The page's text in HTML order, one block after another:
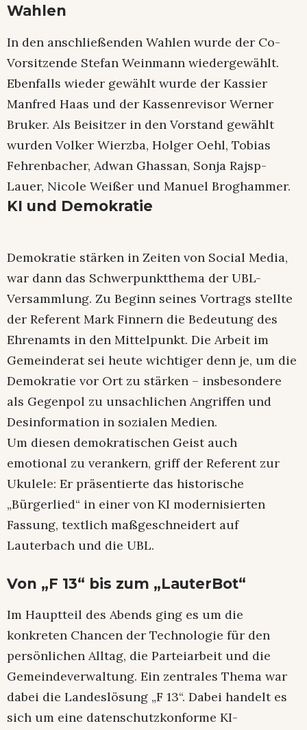
Wahlen
In den anschließenden Wahlen wurde der Co-
Vorsitzende Stefan Weinmann wiedergewählt.
Ebenfalls wieder gewählt wurde der Kassier
Manfred Haas und der Kassenrevisor Werner
Bruker. Als Beisitzer in den Vorstand gewählt
wurden Volker Wierzba, Holger Oehl, Tobias
Fehrenbacher, Adwan Ghassan, Sonja Rajsp-
Lauer, Nicole Weißer und Manuel Broghammer.
KI und Demokratie
Demokratie stärken in Zeiten von Social Media,
war dann das Schwerpunktthema der UBL-
Versammlung. Zu Beginn seines Vortrags stellte
der Referent Mark Finnern die Bedeutung des
Ehrenamts in den Mittelpunkt. Die Arbeit im
Gemeinderat sei heute wichtiger denn je, um die
Demokratie vor Ort zu stärken – insbesondere
als Gegenpol zu unsachlichen Angriffen und
Desinformation in sozialen Medien.
Um diesen demokratischen Geist auch
emotional zu verankern, griff der Referent zur
Ukulele: Er präsentierte das historische
„Bürgerlied“ in einer von KI modernisierten
Fassung, textlich maßgeschneidert auf
Lauterbach und die UBL.
Von „F 13“ bis zum „LauterBot“
Im Hauptteil des Abends ging es um die
konkreten Chancen der Technologie für den
persönlichen Alltag, die Parteiarbeit und die
Gemeindeverwaltung. Ein zentrales Thema war
dabei die Landeslösung „F 13“. Dabei handelt es
sich um eine datenschutzkonforme KI-